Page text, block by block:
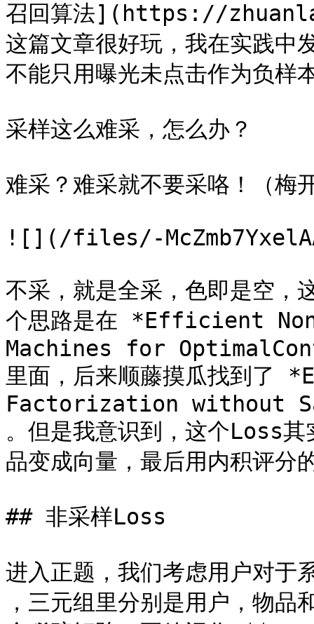
召回算法](https://
这篇文章很好玩，我在实践中
不能只用曝光未点击作为负样
采样这么难采，怎么办？
难采？难采就不要采咯！（梅
![](/files/-
不采，就是全采，色即是空，
个思路是在 *Efficient
Machines for
里面，后来顺藤摸瓜找到
Factorization without
。但是我意识到，这个Loss其
品变成向量，最后用内积评分
## 非采样Loss
进入正题，我们考虑用户对
，三元组里分别是用户，物